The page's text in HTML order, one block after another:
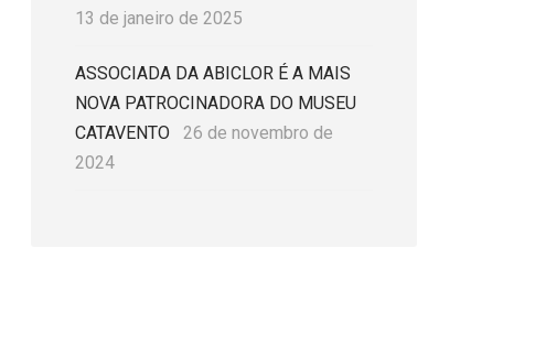
13 de janeiro de 2025
ASSOCIADA DA ABICLOR É A MAIS
NOVA PATROCINADORA DO MUSEU
CATAVENTO
26 de novembro de
2024